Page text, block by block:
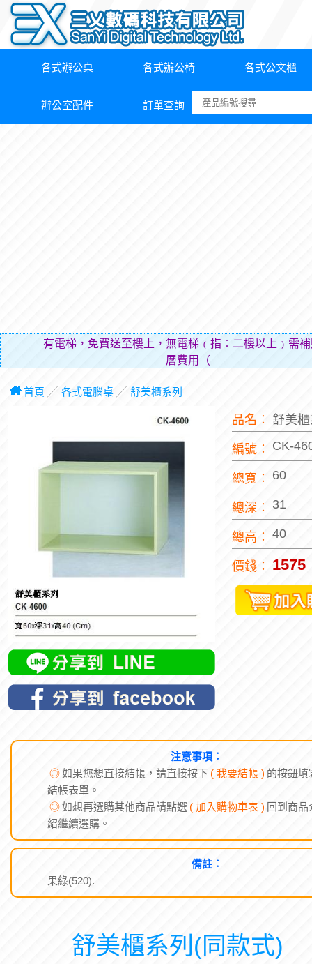
各式辦公桌 各式辦公椅 各式公文櫃
辦公室配件 訂單查詢
有電梯，免費送至樓上，無電梯﹙指︰二樓以上﹚需
層費用（貼補搬運人的辛
首頁 ╱ 各式電腦桌╱ 舒美櫃系列
品名︰ 舒美
編號︰ CK-
總寬︰ 60
總深︰ 31
總高︰ 40
價錢︰ 1575
注意事項︰
◎如果您想直接結帳，請直接按下 ( 我要結帳 ) 的按鈕填
結帳表單。
◎如想再選購其他商品請點選 ( 加入購物車表 ) 回到商品
紹繼續選購。
備註︰
果綠(520).
舒美櫃系列(同款式)